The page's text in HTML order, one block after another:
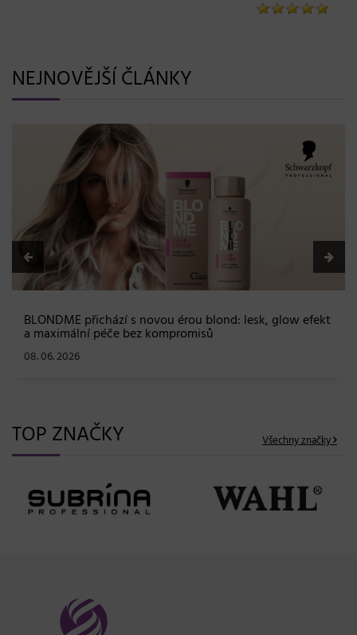
NEJNOVĚJŠÍ ČLÁNKY
BLONDME přichází s novou érou blond: lesk, glow efekt
a maximální péče bez kompromisů
08. 06. 2026
TOP ZNAČKY Všechny značky